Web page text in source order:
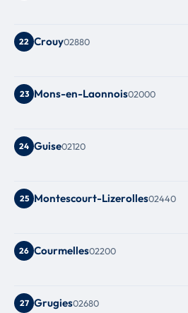
22 Crouy02880
23 Mons-en-Laonnois02000
24 Guise02120
25 Montescourt-Lizerolles02440
26 Courmelles02200
27 Grugies02680